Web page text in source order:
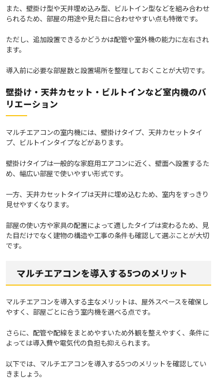
また、壁掛け型や天井埋め込み型、ビルトイン型などを組み合わせ
られるため、部屋の用途や見た目に合わせやすい点も特徴です。
ただし、追加設置できるかどうかは配管や室外機の能力に左右され
ます。
導入前に必要な部屋数と設置場所を整理しておくことが大切です。
壁掛け・天井カセット・ビルトインなど室内機のバ
リエーション
マルチエアコンの室内機には、壁掛けタイプ、天井カセットタイ
プ、ビルトインタイプなどがあります。
壁掛けタイプは一般的な家庭用エアコンに近く、壁面へ設置するた
め、幅広い部屋で使いやすい形式です。
一方、天井カセットタイプは天井に埋め込むため、室内をすっきり
見せやすくなります。
部屋の使い方や家具の配置によって適したタイプは変わるため、見
た目だけでなく建物の構造や工事の条件も確認して選ぶことが大切
です。
マルチエアコンを導入する5つのメリット
マルチエアコンを導入する主なメリットは、屋外スペースを確保し
やすく、部屋ごとに合う室内機を選べる点です。
さらに、配管や配線をまとめやすいため外観を整えやすく、条件に
よっては導入費や電気代の負担も抑えられます。
以下では、マルチエアコンを導入する5つのメリットを確認してい
きましょう。